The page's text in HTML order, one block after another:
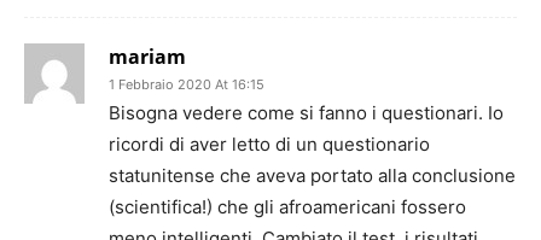
mariam
1 Febbraio 2020 At 16:15
Bisogna vedere come si fanno i questionari. Io
ricordi di aver letto di un questionario
statunitense che aveva portato alla conclusione
(scientifica!) che gli afroamericani fossero